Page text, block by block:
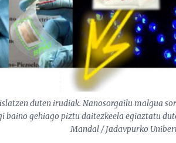
duten irudiak. Nanosorgailu malgua
baino gehiago piztu daitezkeela egiaztatu
Mandal / Jadavpurko